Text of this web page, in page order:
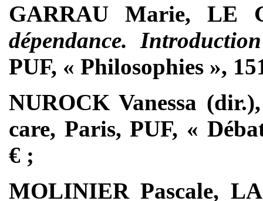
GARRAU Marie, LE
dépendance.
PUF, « Philosophies »,
NUROCK Vanessa
care, Paris, PUF, «
€ ;
MOLINIER Pascale,